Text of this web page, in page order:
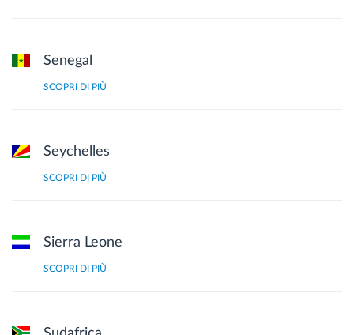
Senegal
SCOPRI DI PIÙ
Seychelles
SCOPRI DI PIÙ
Sierra Leone
SCOPRI DI PIÙ